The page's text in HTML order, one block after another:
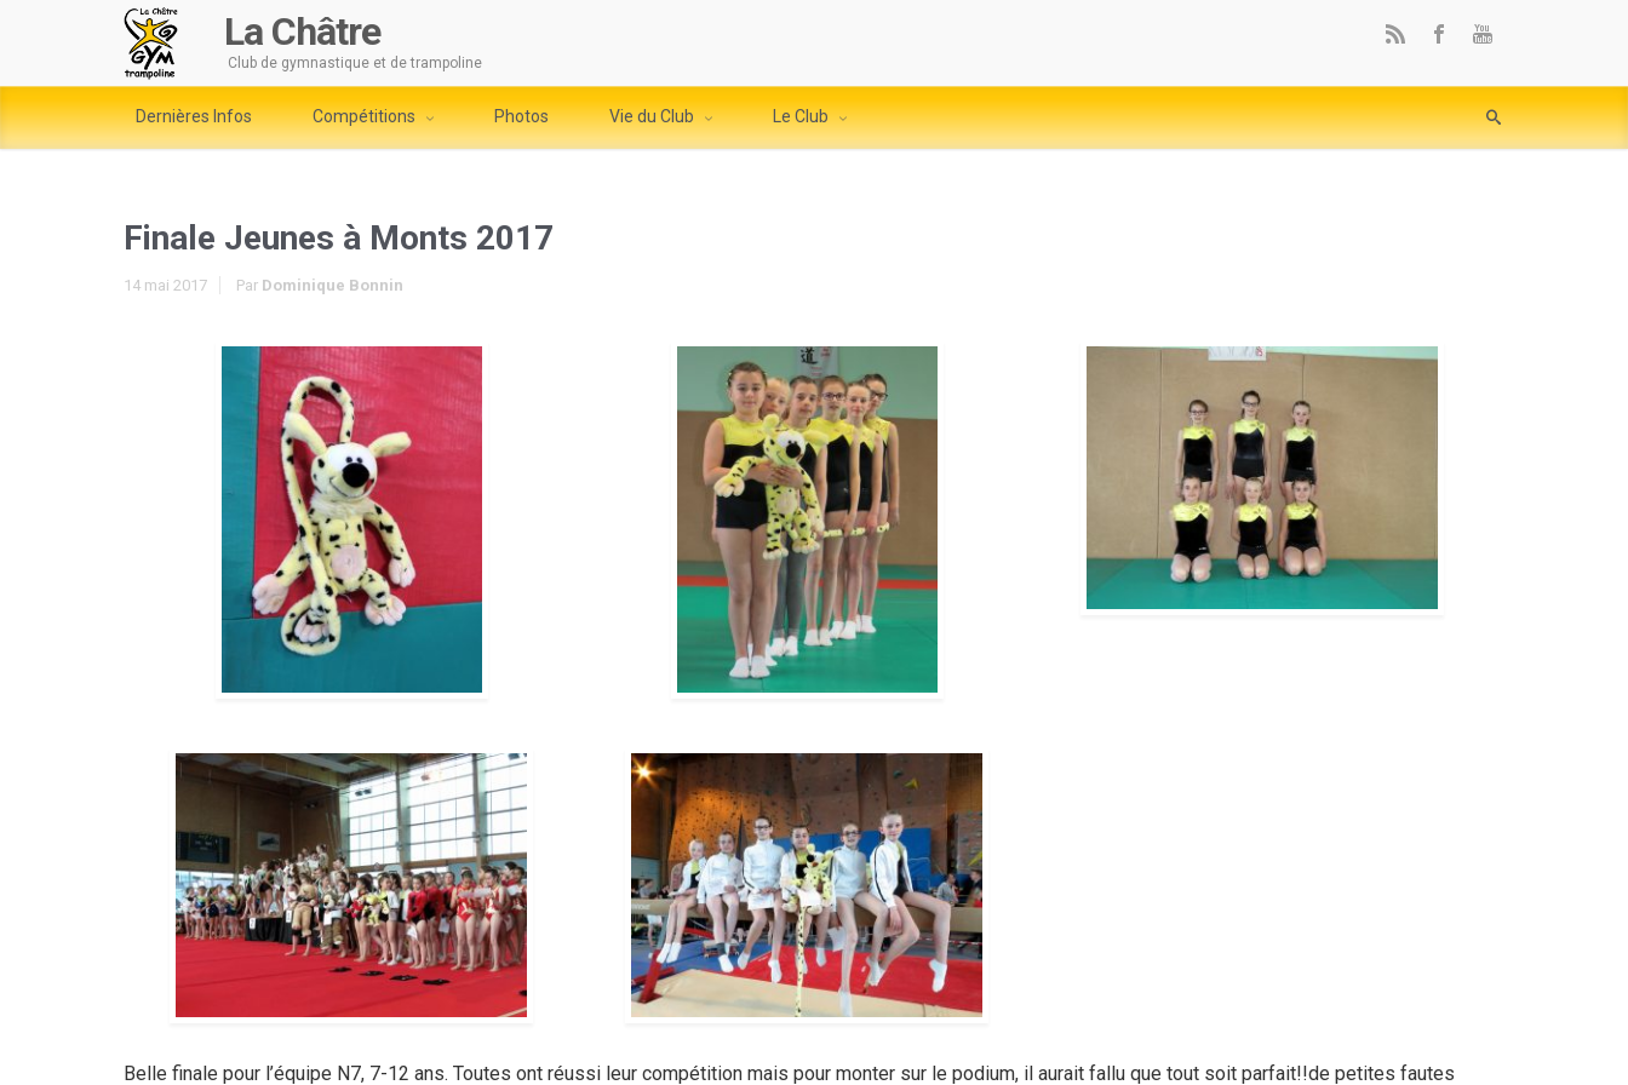
La Châtre
Club de gymnastique et de trampoline
Dernières Infos Compétitions Photos Vie du Club Le Club
Finale Jeunes à Monts 2017
14 mai 2017 Par Dominique Bonnin
Belle finale pour l’équipe N7, 7-12 ans. Toutes ont réussi leur compétition mais pour monter sur le podium, il aurait fallu que tout soit parfait!!de petites fautes